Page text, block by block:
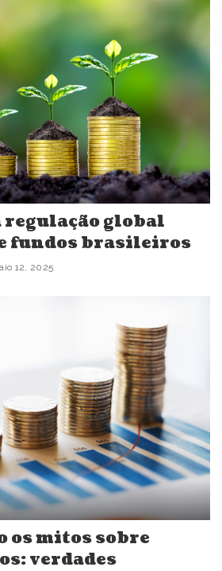
regulação global
fundos brasileiros
12, 2025
os mitos sobre
verdades